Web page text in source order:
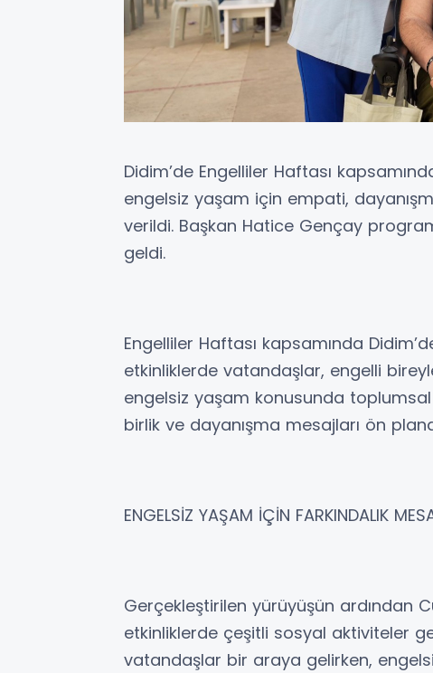
Didim’de Engelliler Haftası
engelsiz yaşam için empati,
verildi. Başkan Hatice Gençay
geldi.
Engelliler Haftası kapsamında
etkinliklerde vatandaşlar, engelli
engelsiz yaşam konusunda toplumsal
birlik ve dayanışma mesajları ön plana
ENGELSİZ YAŞAM İÇİN FARKINDALIK
Gerçekleştirilen yürüyüşün ardından
etkinliklerde çeşitli sosyal aktiviteler
vatandaşlar bir araya gelirken,